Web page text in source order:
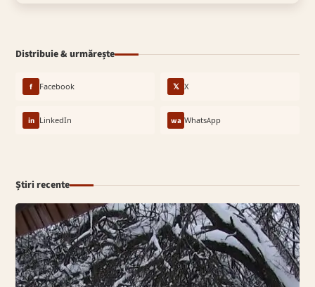
Distribuie & urmărește
f Facebook 𝕏 X
in LinkedIn wa WhatsApp
Știri recente